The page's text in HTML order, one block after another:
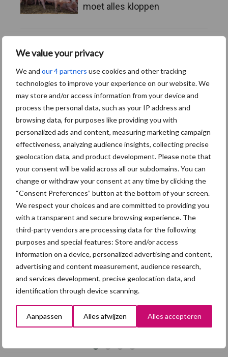
We value your privacy
We and our 4 partners use cookies and other tracking
technologies to improve your experience on our website. We
may store and/or access information from your device and
process the personal data, such as your IP address and
browsing data, for purposes like providing you with
personalized ads and content, measuring marketing campaign
effectiveness, analyzing audience insights, collecting precise
geolocation data, and product development. Please note that
your consent will be valid across all our subdomains. You can
change or withdraw your consent at any time by clicking the
“Consent Preferences” button at the bottom of your screen.
We respect your choices and are committed to providing you
with a transparent and secure browsing experience. The
third-party vendors are processing data for the following
purposes and special features: Store and/or access
information on a device, personalized advertising and content,
advertising and content measurement, audience research,
and services development, precise geolocation data, and
identification through device scanning.
Aanpassen Alles afwijzen Alles accepteren
moet alles kloppen
Toon meer
Footer Onze brandpartners